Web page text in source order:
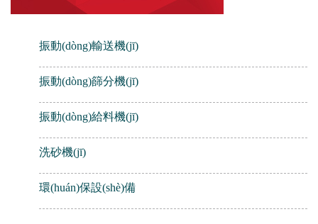
振動(dòng)輸送機(jī)
振動(dòng)篩分機(jī)
振動(dòng)給料機(jī)
洗砂機(jī)
環(huán)保設(shè)備